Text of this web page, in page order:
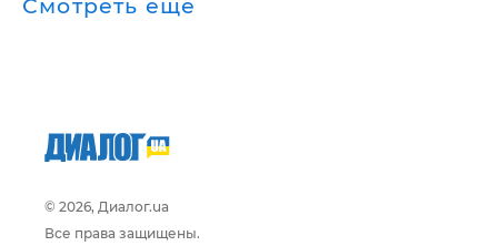
Смотреть ещё
© 2026, Диалог.ua
Все права защищены.